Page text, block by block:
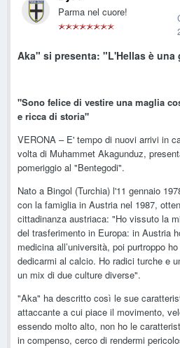
Parma nel cuore!
Aka" si presenta: "L'Hellas è
"Sono felice di vestire una maglia
e ricca di storia"
VERONA – E' tempo di nuovi arrivi in
volta di Muhammet Akagunduz,
pomeriggio al "Bentegodi".
Nato a Bingol (Turchia) l'11 gennaio
con la famiglia in Austria nel 1987,
cittadinanza austriaca: "Ho vissuto la
del trasferimento in Europa: in Austria
medicina all’università, poi purtroppo
dedicarmi al calcio. Ho radici turche e
un mix di due culture diverse".
"Aka" ha descritto così le sue
attaccante a cui piace il movimento,
essendo molto alto, non ho le
in compenso, cerco di rendermi